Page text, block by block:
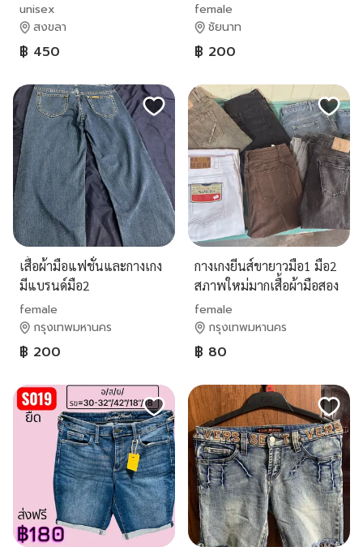
unisex
สงขลา
฿ 450
female
ชัยนาท
฿ 200
เสื้อผ้ามือแฟชั่นและกางเกง
มีแบรนด์มือ2
female
กรุงเทพมหานคร
฿ 200
กางเกงยีนส์ขายาวมือ1 มือ2
สภาพใหม่มากเสื้อผ้ามือสอง
female
กรุงเทพมหานคร
฿ 80